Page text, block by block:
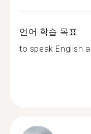
언어 학습 목표
to speak English